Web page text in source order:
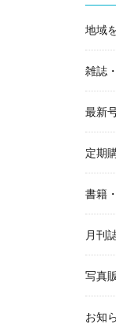
地域
雑誌
最新
定期
書籍
月刊
写真
お知